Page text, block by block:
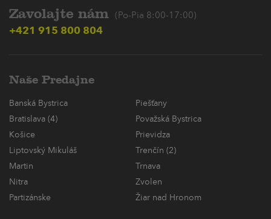
Zavolajte nám (Po-Pia 8:00-17:00)
+421 915 800 804
Naše Predajne
Banská Bystrica
Piešťany
Bratislava (4)
Považská Bystrica
Košice
Prievidza
Liptovský Mikuláš
Trenčín (2)
Martin
Trnava
Nitra
Zvolen
Partizánske
Žiar nad Hronom